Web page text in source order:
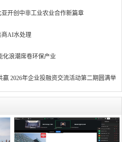
开创中非工业农业合作新篇章
商AI水处理
化浪潮席卷环保产业
2026年企业投融资交流活动第二期圆满举